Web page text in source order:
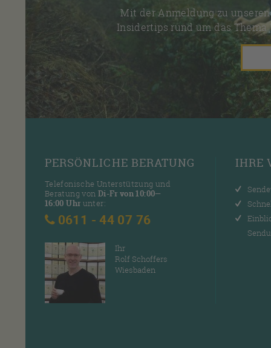
Mit der Anmeldung zu
Insidertips rund um das
PERSÖNLICHE BERATUNG
Telefonische Unterstützung und
Beratung von Di-Fr von 10:00—
16:00 Uhr unter:
0611 - 44 07 76
Ihr
Rolf Schoffers
Wiesbaden
IHRE